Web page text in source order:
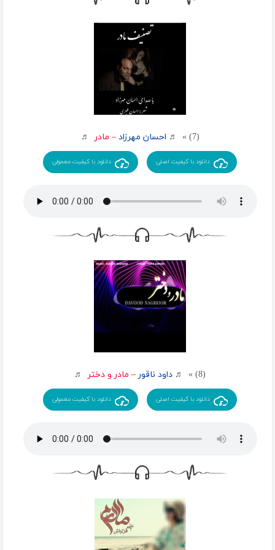
در این خونه کسی نگرفته جای خالی ات
بیا شونه زنم مویت فدای عطر گیسویت
خدا داند دوای من تویی و آن مه رویت
بیا شونه زنم مویت فدای عطر گیسویت
خدا داند دوای من تویی و آن مه رویت
(7) » ♬ احسان مهرزاد – مادر ♬
دانلود با کیفیت اصلی دانلود با کیفیت معمولی
(8) » ♬ داود ناقور – مادر و دختر ♬
دانلود با کیفیت اصلی دانلود با کیفیت معمولی